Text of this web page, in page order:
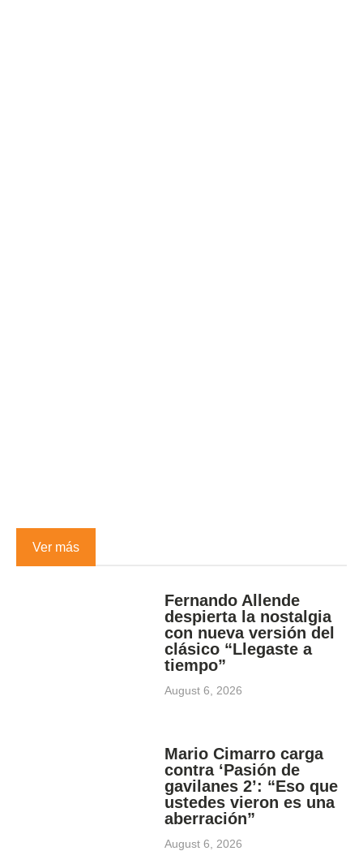
Ver más
Fernando Allende
despierta la nostalgia
con nueva versión del
clásico “Llegaste a
tiempo”
August 6, 2026
Mario Cimarro carga
contra ‘Pasión de
gavilanes 2’: “Eso que
ustedes vieron es una
aberración”
August 6, 2026